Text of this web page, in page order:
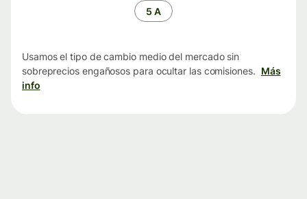
5 A
Usamos el tipo de cambio medio del mercado sin
sobreprecios engañosos para ocultar las comisiones. Más
info